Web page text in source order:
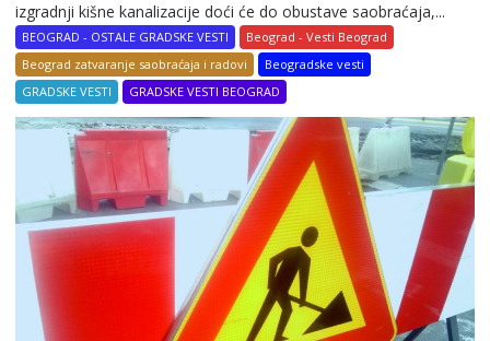
izgradnji kišne kanalizacije doći će do obustave saobraćaja,...
BEOGRAD - OSTALE GRADSKE VESTI
Beograd - Vesti Beograd
Beograd zatvaranje saobraćaja i radovi
Beogradske vesti
GRADSKE VESTI
GRADSKE VESTI BEOGRAD